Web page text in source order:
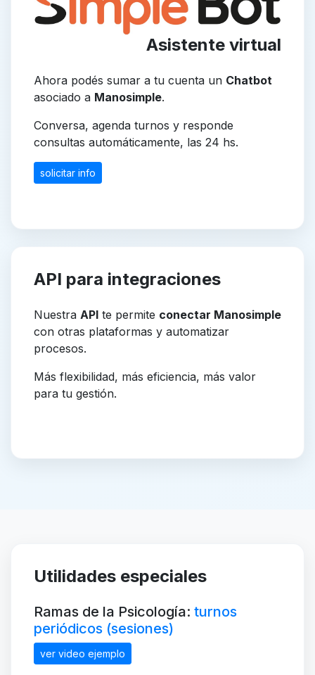
Asistente virtual
Ahora podés sumar a tu cuenta un Chatbot
asociado a Manosimple.
Conversa, agenda turnos y responde
consultas automáticamente, las 24 hs.
solicitar info
API para integraciones
Nuestra API te permite conectar Manosimple
con otras plataformas y automatizar
procesos.
Más flexibilidad, más eficiencia, más valor
para tu gestión.
Utilidades especiales
Ramas de la Psicología: turnos
periódicos (sesiones)
ver video ejemplo